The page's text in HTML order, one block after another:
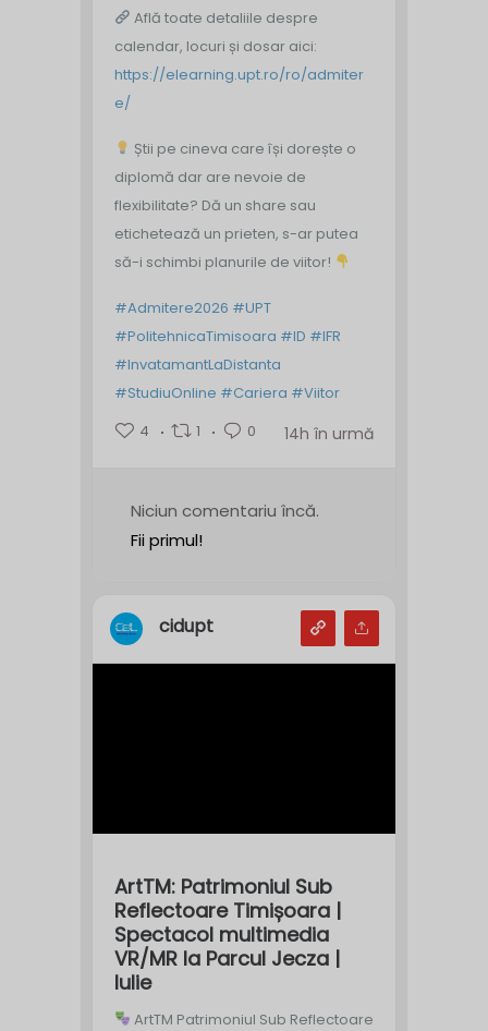
Află toate detaliile despre
calendar, locuri și dosar aici:
https://elearning.upt.ro/ro/admiter
e/
Știi pe cineva care își dorește o
diplomă dar are nevoie de
flexibilitate? Dă un share sau
etichetează un prieten, s-ar putea
să-i schimbi planurile de viitor!
#Admitere2026 #UPT
#PolitehnicaTimisoara #ID #IFR
#InvatamantLaDistanta
#StudiuOnline #Cariera #Viitor
4
1 0 14h în urmă
Niciun comentariu încă.
Fii primul!
cidupt
ArtTM: Patrimoniul Sub
Reflectoare Timișoara |
Spectacol multimedia
VR/MR la Parcul Jecza |
Iulie
ArtTM Patrimoniul Sub Reflectoare